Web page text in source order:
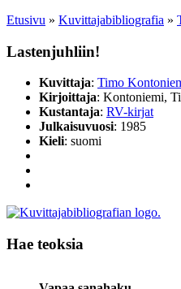
Etusivu » Kuvittaja­bibliografia »
Lastenjuhliin!
Kuvittaja: Timo
Kirjoittaja: Kontoniemi,
Kustantaja: RV-kirjat
Julkaisuvuosi: 1985
Kieli: suomi
Hae teoksia